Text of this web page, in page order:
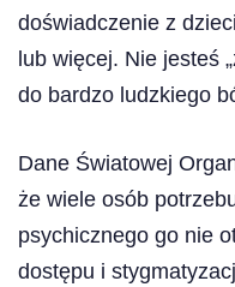
doświadczenie z
lub więcej. Nie jesteś
do bardzo ludzkiego
Dane Światowej
że wiele osób
psychicznego go nie
dostępu i